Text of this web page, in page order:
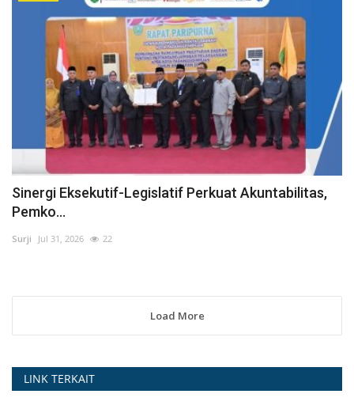
Sinergi Eksekutif-Legislatif Perkuat Akuntabilitas,
Pemko...
Surji Jul 31, 2026 22
Load More
LINK TERKAIT